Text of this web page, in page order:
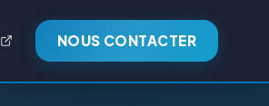
NOUS CONTACTER